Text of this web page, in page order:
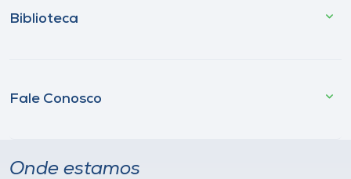
Biblioteca
Fale Conosco
Onde estamos